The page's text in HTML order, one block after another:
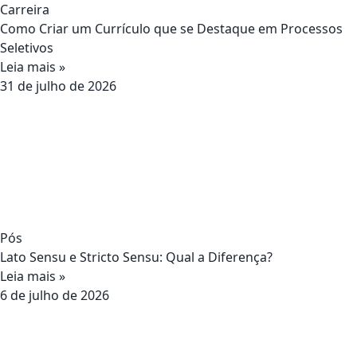
Carreira
Como Criar um Currículo que se Destaque em Processos
Seletivos
Leia mais »
31 de julho de 2026
Pós
Lato Sensu e Stricto Sensu: Qual a Diferença?
Leia mais »
6 de julho de 2026